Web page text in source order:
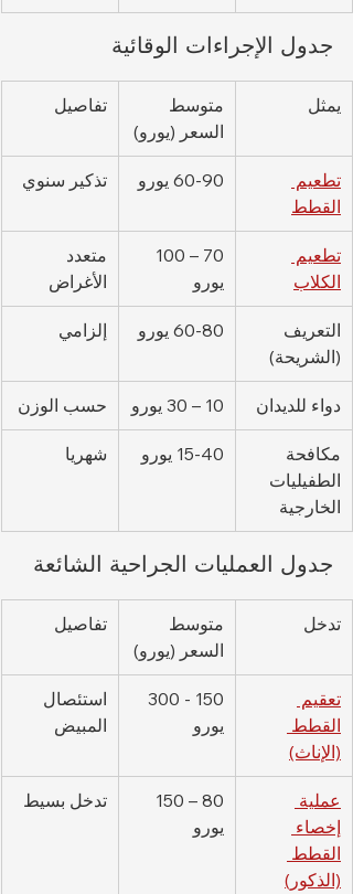
جدول الإجراءات الوقائية
يمثل
متوسط
السعر (يورو)
تفاصيل
تطعيم
القطط
60-90 يورو تذكير سنوي
تطعيم
الكلاب
يورو
متعدد
الأغراض
التعريف
(الشريحة)
60-80 يورو إلزامي
دواء للديدان 10 – 30 يورو حسب الوزن
مكافحة
الطفيليات
الخارجية
15-40 يورو شهريا
جدول العمليات الجراحية الشائعة
تدخل
متوسط
السعر (يورو)
تفاصيل
تعقيم
القطط
(الإناث)
يورو
استئصال
المبيض
عملية
إخصاء
القطط
(الذكور)
يورو
تدخل بسيط